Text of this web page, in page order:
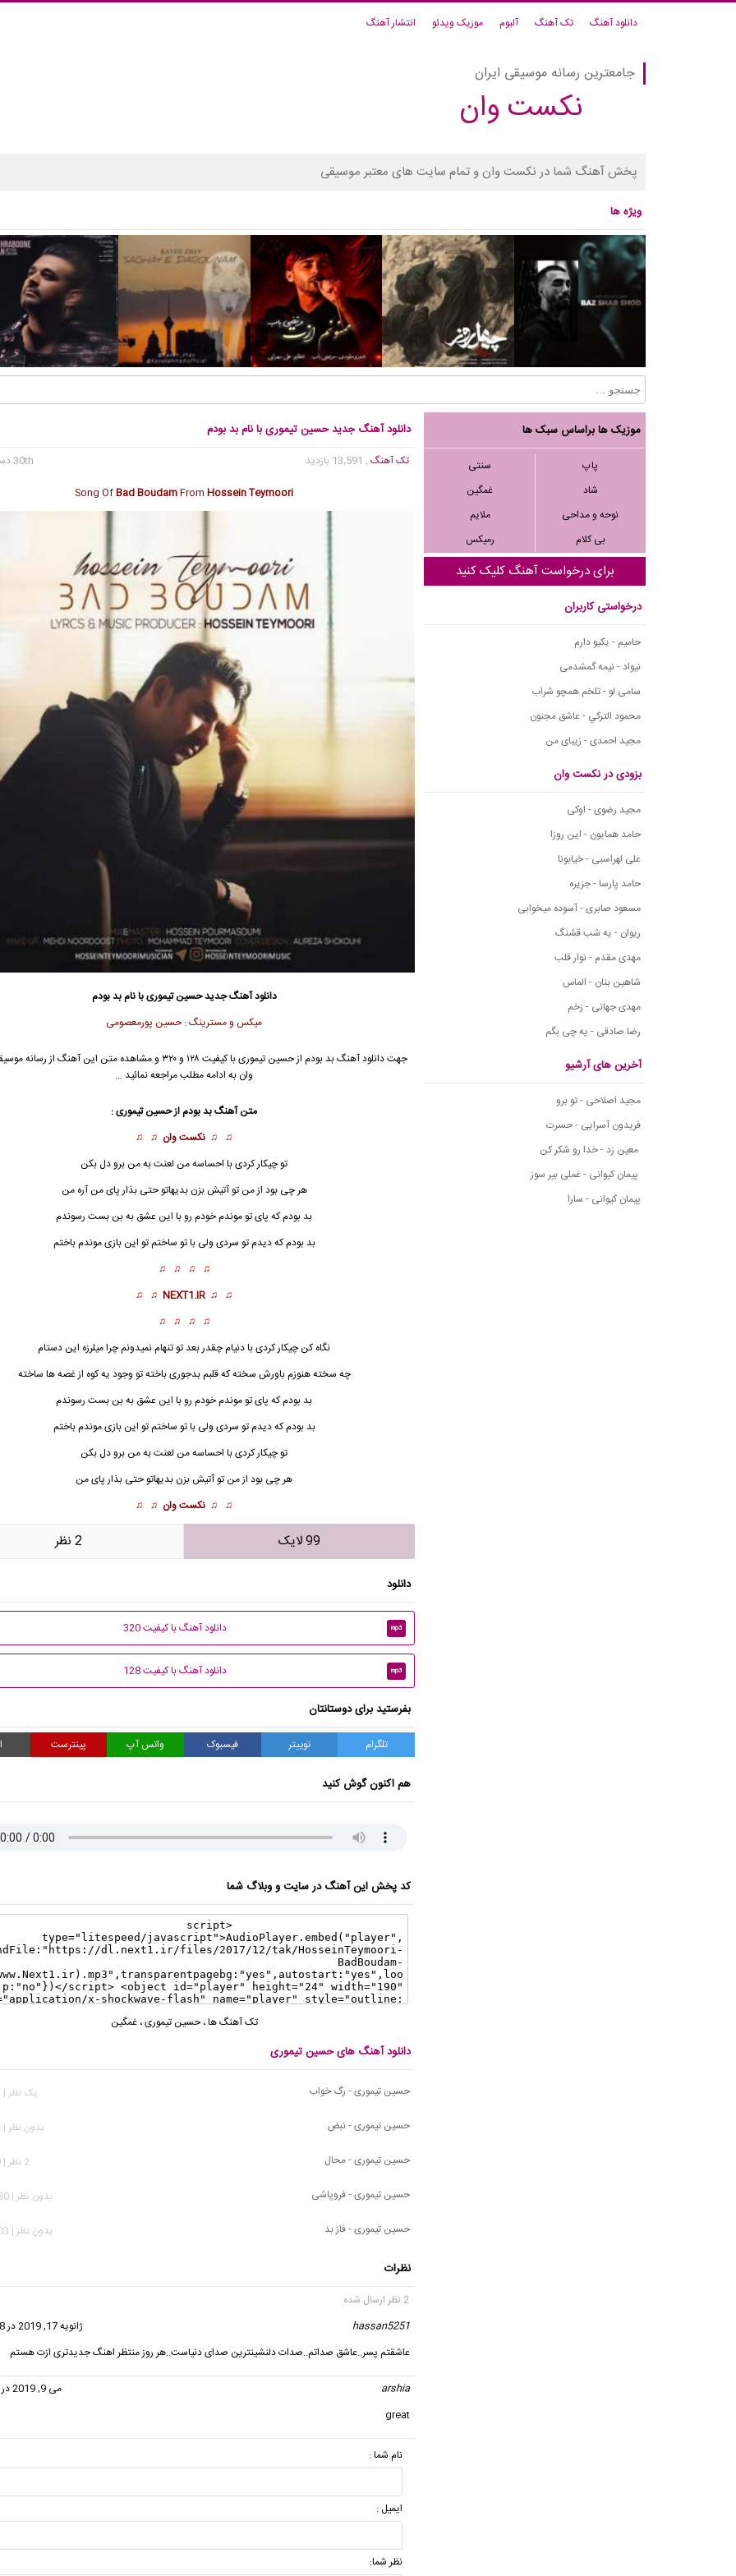
دانلود آهنگ تک آهنگ آلبوم موزیک ویدئو انتشار آهنگ
جامعترین رسانه موسیقی ایران
نکست وان
پخش آهنگ شما در نکست وان و تمام سایت های معتبر موسیقی
ویژه ها
موزیک ها براساس سبک ها
پاپ
سنتی
شاد
غمگین
نوحه و مداحی
ملایم
بی کلام
رمیکس
برای درخواست آهنگ کلیک کنید
درخواستی کاربران
حامیم - یکیو دارم
نیواد - نیمه گمشدمی
سامی لو - تلخم همچو شراب
محمود التركي - عاشق مجنون
مجید احمدی - زیبای من
بزودی در نکست وان
مجید رضوی - اوکی
حامد همایون - این روزا
علی لهراسبی - خیابونا
حامد پارسا - جزیره
مسعود صابری - آسوده میخوابی
ریوان - یه شب قشنگ
مهدی مقدم - نوار قلب
شاهین بنان - الماس
مهدی جهانی - زخم
رضا صادقی - یه چی بگم
آخرین های آرشیو
مجید اصلاحی - تو برو
فریدون آسرایی - حسرت
معین زد - خدا رو شکر کن
پیمان کیوانی - غملی بیر سوز
پیمان کیوانی - سارا
دانلود آهنگ جدید حسین تیموری با نام بد بودم
تک آهنگ, 13,591 بازدید
30th دسامبر 2017
Song OfBad BoudamFromHossein Teymoori
دانلود آهنگ جدیدحسین تیموریبا نام بد بودم
میکس و مسترینگ : حسین پورمعصومی
جهت دانلود آهنگ بد بودم ازحسین تیموری
با کیفیت ۱۲۸ و ۳۲۰ و مشاهده متن این آهنگ از
وان به ادامه مطلب مراجعه نمائید …
متن آهنگبد بودمازحسین تیموری:
♫ ♫ نکست وان ♫ ♫
تو چیکار کردی با احساسه من لعنت به من برو دل بکن
هر چی بود از من تو آتیش بزن بدیهاتو حتی بذار پای من آره من
بد بودم که پای تو موندم خودم رو با این عشق به بن بست رسوندم
بد بودم که دیدم تو سردی ولی با تو ساختم تو این بازی موندم باختم
♫ ♫ ♫ ♫
♫ ♫
NEXT1.IR
♫ ♫
♫ ♫ ♫ ♫
نگاه کن چیکار کردی با دنیام چقدر بعد تو تنهام نمیدونم چرا میلرزه این دستام
چه سخته هنوزم باورش سخته که قلبم بدجوری باخته تو وجود یه کوه از غصه ها ساخته
بد بودم که پای تو موندم خودم رو با این عشق به بن بست رسوندم
بد بودمکه دیدم تو سردی ولی با تو ساختم تو این بازی موندم باختم
تو چیکار کردی با احساسه من لعنت به من برو دل بکن
هر چی بود از من تو آتیش بزن بدیهاتو حتی بذار پای من
♫ ♫ نکست وان ♫ ♫
99 لایک 2 نظر
دانلود
mp3 دانلود آهنگ با کیفیت 320
mp3 دانلود آهنگ با کیفیت 128
بفرستید برای دوستانتان
تلگرام توییتر فیسبوک واتس آپ پینترست
هم اکنون گوش کنید
کد پخش این آهنگ در سایت و وبلاگ شما
تک آهنگ ها،حسین تیموری،غمگین
دانلود آهنگ های حسین تیموری
حسین تیموری - رگ خواب
يک نظر | 263 بازدید
حسین تیموری - نبض
بدون نظر | 461 بازدید
حسین تیموری - محال
2 نظر | 569 بازدید
حسین تیموری - فروپاشی
بدون نظر | 1,230 بازدید
حسین تیموری - فاز بد
بدون نظر | 2,803 بازدید
نظرات
2 نظر ارسال شده
hassan5251
ژانویه 17, 2019 در 10:08 ب.ظ
عاشقتم پسر..عاشق صداتم..صدات دلنشینترین صدای دنیاست..هر روز منتظر اهنگ جدیدتری ازت هستم
arshia
می 9, 2019 در 8:30 ب.ظ
great
نام شما :
ایمیل :
نظر شما: